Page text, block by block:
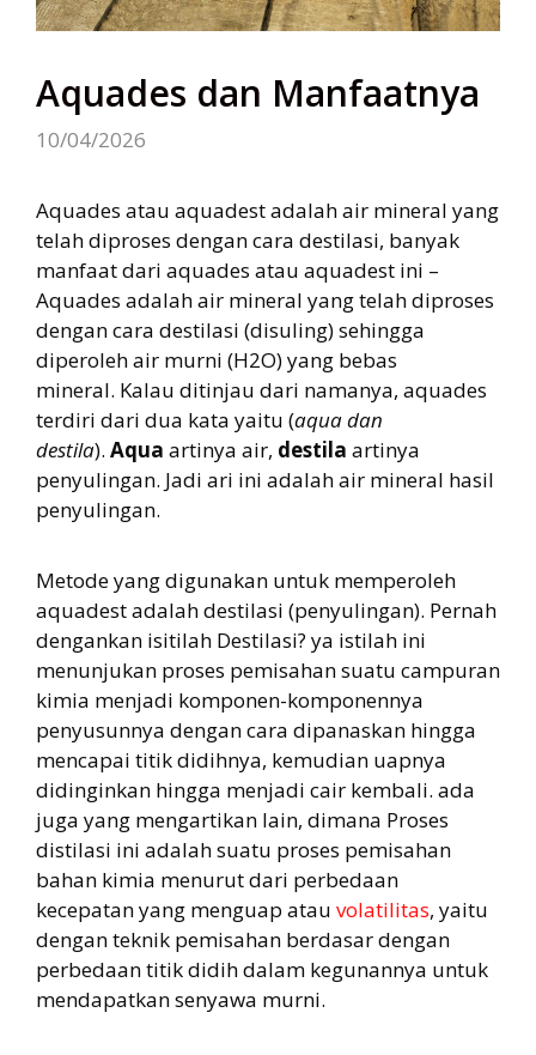
Aquades dan Manfaatnya
10/04/2026
Aquades atau aquadest adalah air mineral yang
telah diproses dengan cara destilasi, banyak
manfaat dari aquades atau aquadest ini –
Aquades adalah air mineral yang telah diproses
dengan cara destilasi (disuling) sehingga
diperoleh air murni (H2O) yang bebas
mineral. Kalau ditinjau dari namanya, aquades
terdiri dari dua kata yaitu (aqua dan
destila). Aqua artinya air, destila artinya
penyulingan. Jadi ari ini adalah air mineral hasil
penyulingan.
Metode yang digunakan untuk memperoleh
aquadest adalah destilasi (penyulingan). Pernah
dengankan isitilah Destilasi? ya istilah ini
menunjukan proses pemisahan suatu campuran
kimia menjadi komponen-komponennya
penyusunnya dengan cara dipanaskan hingga
mencapai titik didihnya, kemudian uapnya
didinginkan hingga menjadi cair kembali. ada
juga yang mengartikan lain, dimana Proses
distilasi ini adalah suatu proses pemisahan
bahan kimia menurut dari perbedaan
kecepatan yang menguap atau volatilitas, yaitu
dengan teknik pemisahan berdasar dengan
perbedaan titik didih dalam kegunannya untuk
mendapatkan senyawa murni.